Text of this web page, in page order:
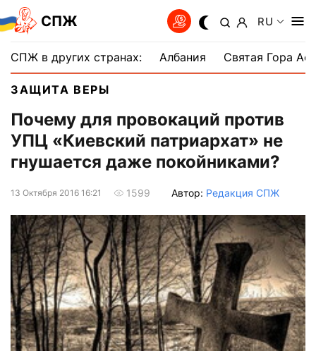
СПЖ RU
СПЖ в других странах: Албания Святая Гора
ЗАЩИТА ВЕРЫ
Почему для провокаций против
УПЦ «Киевский патриархат» не
гнушается даже покойниками?
13 Октября 2016 16:21 1599 Автор: Редакция СПЖ